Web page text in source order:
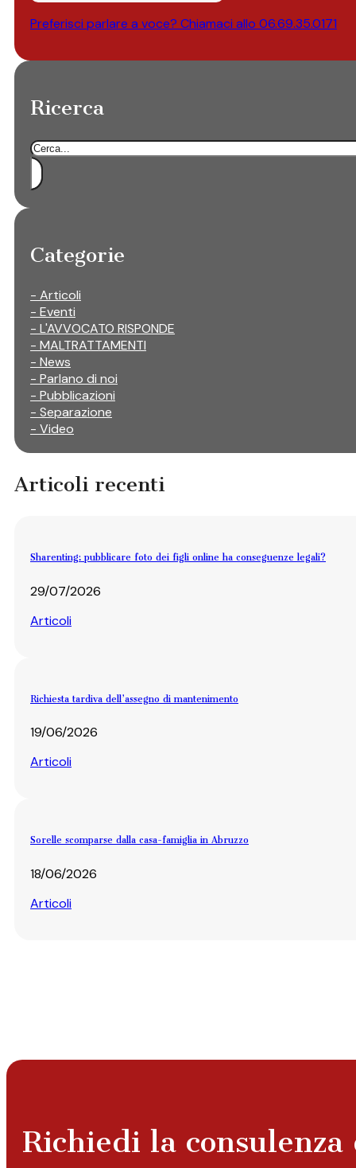
Preferisci parlare a voce? Chiamaci allo 06.69.35.0171
Ricerca
Cerca
Categorie
- Articoli
- Eventi
- L'AVVOCATO RISPONDE
- MALTRATTAMENTI
- News
- Parlano di noi
- Pubblicazioni
- Separazione
- Video
Articoli recenti
Sharenting: pubblicare foto dei figli online ha conseguenze legali?
29/07/2026
Articoli
Richiesta tardiva dell’assegno di mantenimento
19/06/2026
Articoli
Sorelle scomparse dalla casa-famiglia in Abruzzo
18/06/2026
Articoli
Richiedi la